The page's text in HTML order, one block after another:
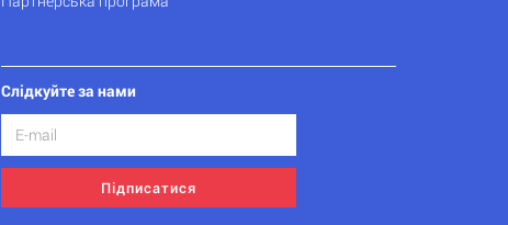
Слідкуйте за нами
Підписатися